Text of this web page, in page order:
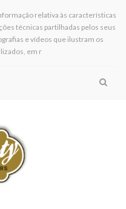
relativa às características
técnicas partilhadas pelos seus
e vídeos que ilustram os
em r